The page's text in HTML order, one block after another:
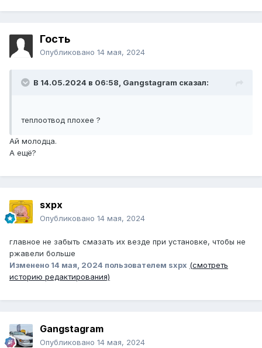
Гость
Опубликовано 14 мая, 2024
В 14.05.2024 в 06:58, Gangstagram сказал:
теплоотвод плохее ?
Ай молодца.
А ещё?
sxpx
Опубликовано 14 мая, 2024
главное не забыть смазать их везде при установке, чтобы не
ржавели больше
Изменено 14 мая, 2024 пользователем sxpx (смотреть
историю редактирования)
Gangstagram
Опубликовано 14 мая, 2024